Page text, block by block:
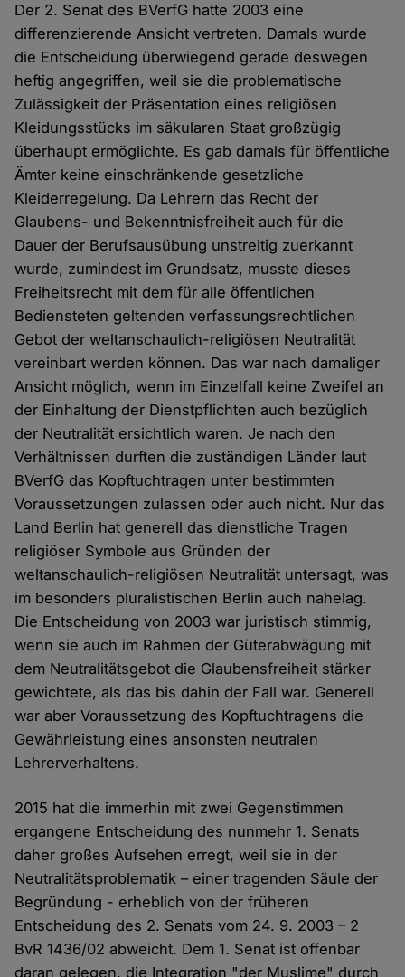
Der 2. Senat des BVerfG hatte 2003 eine
differenzierende Ansicht vertreten. Damals wurde
die Entscheidung überwiegend gerade deswegen
heftig angegriffen, weil sie die problematische
Zulässigkeit der Präsentation eines religiösen
Kleidungsstücks im säkularen Staat großzügig
überhaupt ermöglichte. Es gab damals für öffentliche
Ämter keine einschränkende gesetzliche
Kleiderregelung. Da Lehrern das Recht der
Glaubens- und Bekenntnisfreiheit auch für die
Dauer der Berufsausübung unstreitig zuerkannt
wurde, zumindest im Grundsatz, musste dieses
Freiheitsrecht mit dem für alle öffentlichen
Bediensteten geltenden verfassungsrechtlichen
Gebot der weltanschaulich-religiösen Neutralität
vereinbart werden können. Das war nach damaliger
Ansicht möglich, wenn im Einzelfall keine Zweifel an
der Einhaltung der Dienstpflichten auch bezüglich
der Neutralität ersichtlich waren. Je nach den
Verhältnissen durften die zuständigen Länder laut
BVerfG das Kopftuchtragen unter bestimmten
Voraussetzungen zulassen oder auch nicht. Nur das
Land Berlin hat generell das dienstliche Tragen
religiöser Symbole aus Gründen der
weltanschaulich-religiösen Neutralität untersagt, was
im besonders pluralistischen Berlin auch nahelag.
Die Entscheidung von 2003 war juristisch stimmig,
wenn sie auch im Rahmen der Güterabwägung mit
dem Neutralitätsgebot die Glaubensfreiheit stärker
gewichtete, als das bis dahin der Fall war. Generell
war aber Voraussetzung des Kopftuchtragens die
Gewährleistung eines ansonsten neutralen
Lehrerverhaltens.
2015 hat die immerhin mit zwei Gegenstimmen
ergangene Entscheidung des nunmehr 1. Senats
daher großes Aufsehen erregt, weil sie in der
Neutralitätsproblematik – einer tragenden Säule der
Begründung - erheblich von der früheren
Entscheidung des 2. Senats vom 24. 9. 2003 – 2
BvR 1436/02 abweicht. Dem 1. Senat ist offenbar
daran gelegen, die Integration "der Muslime" durch